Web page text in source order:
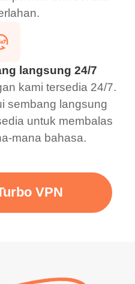
langsung 24/7
kami tersedia 24/7.
sembang langsung
untuk membalas
mana bahasa.
VPN